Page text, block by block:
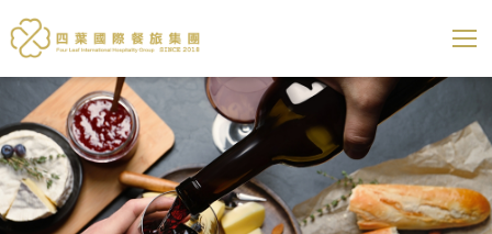
四葉國際餐旅集團 展開